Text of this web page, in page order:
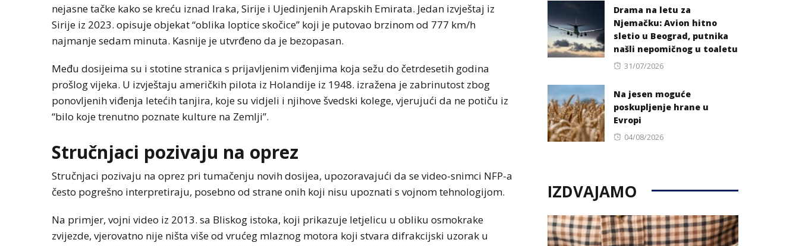
nejasne tačke kako se kreću iznad Iraka, Sirije i Ujedinjenih Arapskih Emirata. Jedan izvještaj iz
Sirije iz 2023. opisuje objekat “oblika loptice skočice” koji je putovao brzinom od 777 km/h
najmanje sedam minuta. Kasnije je utvrđeno da je bezopasan.
Među dosijeima su i stotine stranica s prijavljenim viđenjima koja sežu do četrdesetih godina
prošlog vijeka. U izvještaju američkih pilota iz Holandije iz 1948. izražena je zabrinutost zbog
ponovljenih viđenja letećih tanjira, koje su vidjeli i njihove švedski kolege, vjerujući da ne potiču iz
“bilo koje trenutno poznate kulture na Zemlji”.
Stručnjaci pozivaju na oprez
Stručnjaci pozivaju na oprez pri tumačenju novih dosijea, upozoravajući da se video-snimci NFP-a
često pogrešno interpretiraju, posebno od strane onih koji nisu upoznati s vojnom tehnologijom.
Na primjer, vojni video iz 2013. sa Bliskog istoka, koji prikazuje letjelicu u obliku osmokrake
zvijezde, vjerovatno nije ništa više od vrućeg mlaznog motora koji stvara difrakcijski uzorak u
Drama na letu za
Njemačku: Avion hitno
sletio u Beograd, putnika
našli nepomičnog u toaletu
Posted
31/07/2026
Na jesen moguće
poskupljenje hrane u
Evropi
Posted
04/08/2026
IZDVAJAMO